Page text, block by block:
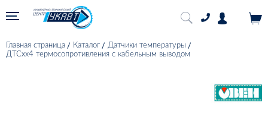
Главная страница Каталог
Датчики температуры
ДТСхх4 термосопротивления с кабельным выводом